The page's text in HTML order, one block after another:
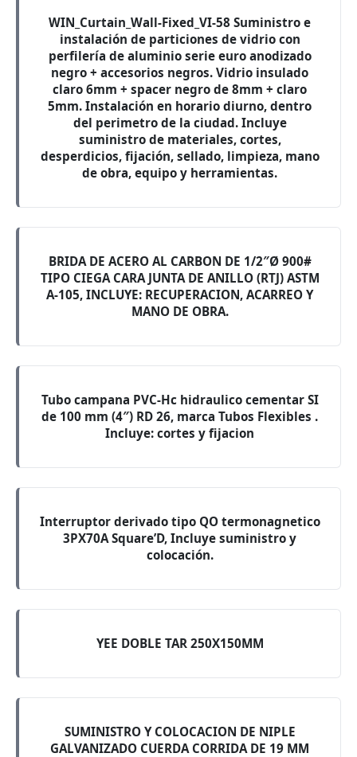
WIN_Curtain_Wall-Fixed_VI-58 Suministro e
instalación de particiones de vidrio con
perfilería de aluminio serie euro anodizado
negro + accesorios negros. Vidrio insulado
claro 6mm + spacer negro de 8mm + claro
5mm. Instalación en horario diurno, dentro
del perimetro de la ciudad. Incluye
suministro de materiales, cortes,
desperdicios, fijación, sellado, limpieza, mano
de obra, equipo y herramientas.
BRIDA DE ACERO AL CARBON DE 1/2″Ø 900#
TIPO CIEGA CARA JUNTA DE ANILLO (RTJ) ASTM
A-105, INCLUYE: RECUPERACION, ACARREO Y
MANO DE OBRA.
Tubo campana PVC-Hc hidraulico cementar SI
de 100 mm (4″) RD 26, marca Tubos Flexibles .
Incluye: cortes y fijacion
Interruptor derivado tipo QO termonagnetico
3PX70A Square’D, Incluye suministro y
colocación.
YEE DOBLE TAR 250X150MM
SUMINISTRO Y COLOCACION DE NIPLE
GALVANIZADO CUERDA CORRIDA DE 19 MM